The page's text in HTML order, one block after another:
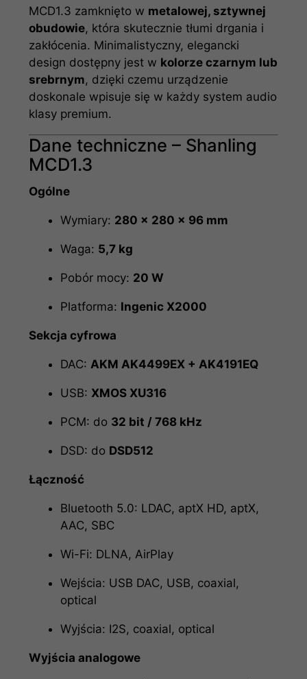
MCD1.3 zamknięto w metalowej, sztywnej
obudowie, która skutecznie tłumi drgania i
zakłócenia. Minimalistyczny, elegancki
design dostępny jest w kolorze czarnym lub
srebrnym, dzięki czemu urządzenie
doskonale wpisuje się w każdy system audio
klasy premium.
Dane techniczne – Shanling
MCD1.3
Ogólne
Wymiary: 280 × 280 × 96 mm
Waga: 5,7 kg
Pobór mocy: 20 W
Platforma: Ingenic X2000
Sekcja cyfrowa
DAC: AKM AK4499EX + AK4191EQ
USB: XMOS XU316
PCM: do 32 bit / 768 kHz
DSD: do DSD512
Łączność
Bluetooth 5.0: LDAC, aptX HD, aptX,
AAC, SBC
Wi-Fi: DLNA, AirPlay
Wejścia: USB DAC, USB, coaxial,
optical
Wyjścia: I2S, coaxial, optical
Wyjścia analogowe